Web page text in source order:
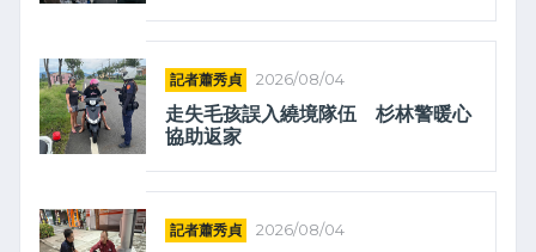
記者蕭秀貞 2026/08/04
走失毛孩誤入繞境隊伍 杉林警暖心
協助返家
記者蕭秀貞 2026/08/04